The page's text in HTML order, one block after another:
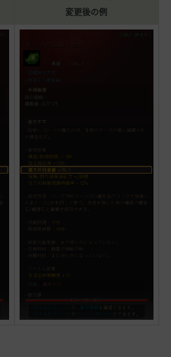
変更後の例